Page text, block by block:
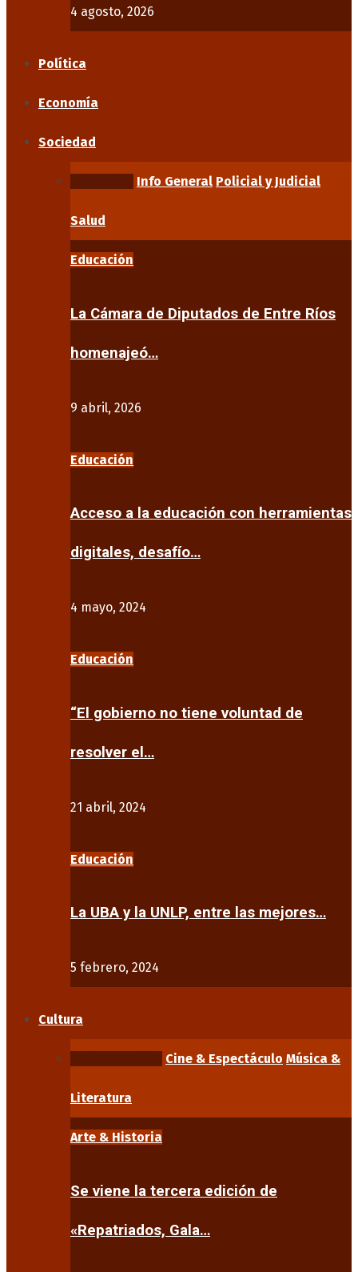
4 agosto, 2026
Política
Economía
Sociedad
Info General Policial y Judicial
Salud
Educación
La Cámara de Diputados de Entre Ríos
homenajeó…
9 abril, 2026
Educación
Acceso a la educación con herramientas
digitales, desafío…
4 mayo, 2024
Educación
“El gobierno no tiene voluntad de
resolver el…
21 abril, 2024
Educación
La UBA y la UNLP, entre las mejores…
5 febrero, 2024
Cultura
Cine & Espectáculo Música &
Literatura
Arte & Historia
Se viene la tercera edición de
«Repatriados, Gala…